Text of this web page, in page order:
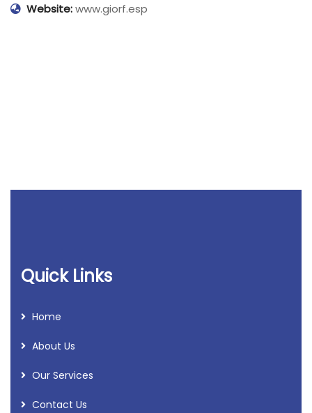
Website:www.giorf.esp
Quick Links
Home
About Us
Our Services
Contact Us